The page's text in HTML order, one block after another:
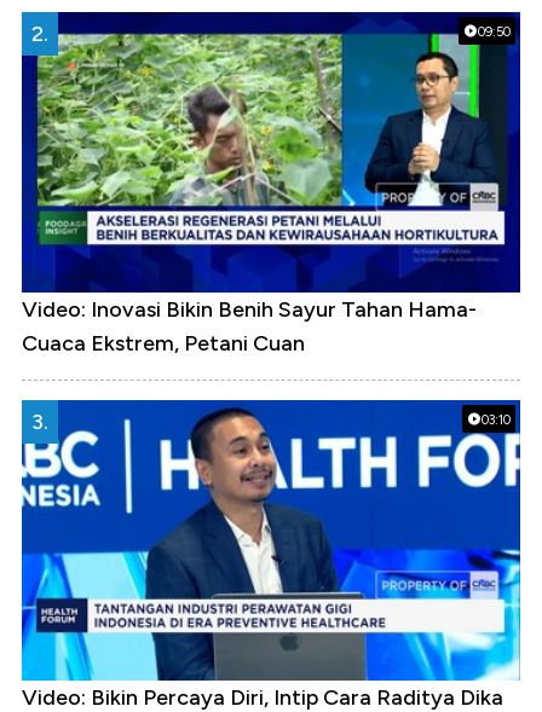
09:50
2.
Video: Inovasi Bikin Benih Sayur Tahan Hama-
Cuaca Ekstrem, Petani Cuan
03:10
3.
Video: Bikin Percaya Diri, Intip Cara Raditya Dika